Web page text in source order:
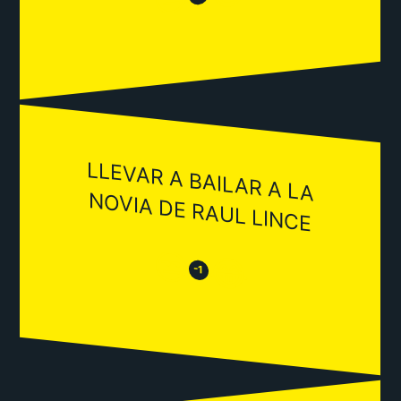
LLEVAR A BAILAR A LA
NOVIA DE RAUL LINCE
😒 -1 😂